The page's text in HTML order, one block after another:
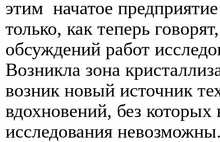
этим начатое
только, как теперь
обсуждений работ
Возникла зона
возник новый источник
вдохновений, без
исследования